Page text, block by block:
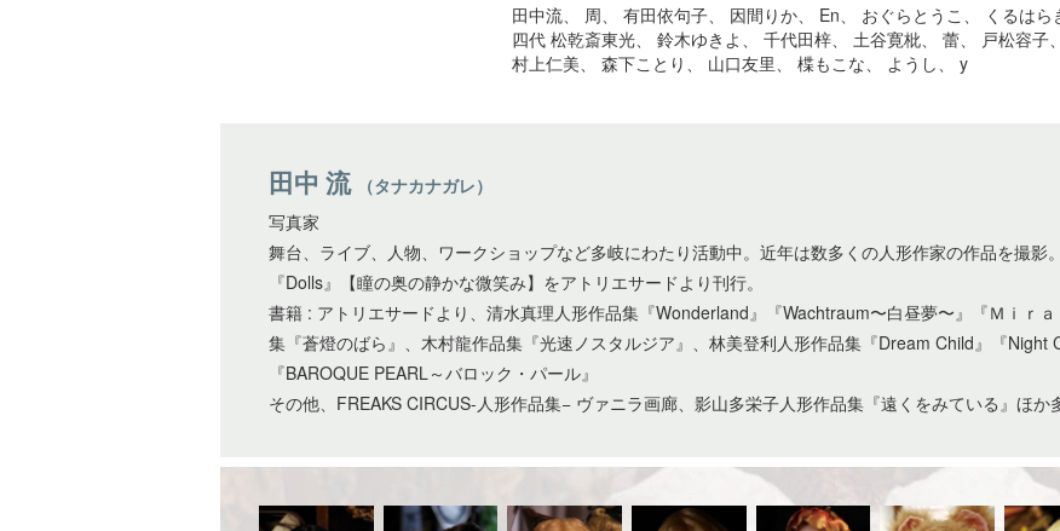
田中流 周 有田依句子 因間りか En おぐらとうこ くるはら
四代 松乾斎東光
鈴木ゆきよ 千代田梓 土谷寛枇 蕾 戸松容子
村上仁美
森下ことり 山口友里 楪もこな ようし y
田中 流 （タナカナガレ）
写真家
舞台、ライブ、人物、ワークショップなど多岐にわたり活動中。近年は数多くの人形作家の作品を撮影
『Dolls』【瞳の奥の静かな微笑み】をアトリエサードより刊行。
書籍 : アトリエサードより、清水真理人形作品集『Wonderland』『Wachtraum〜白昼夢〜』『Ｍｉｒ
集『蒼燈のばら』、木村龍作品集『光速ノスタルジア』、林美登利人形作品集『Dream Child』『Night
『BAROQUE PEARL～バロック・パール』
その他、FREAKS CIRCUS-人形作品集− ヴァニラ画廊、影山多栄子人形作品集『遠くをみている』ほか